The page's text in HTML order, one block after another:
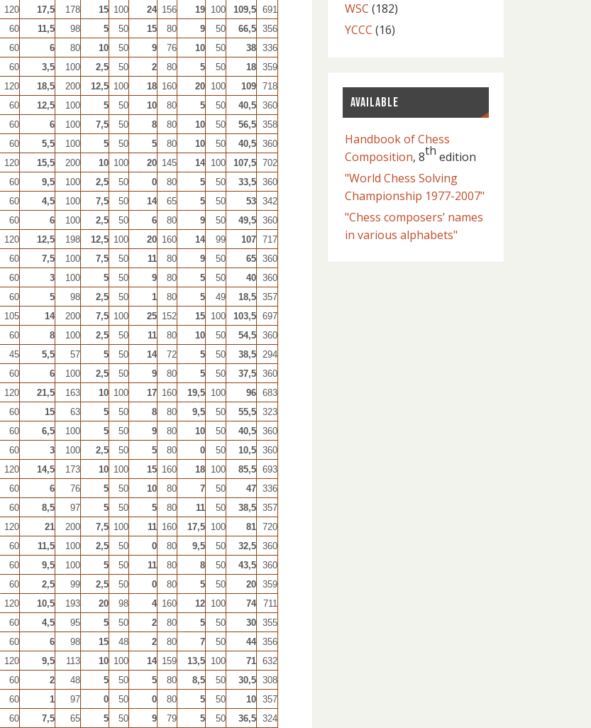
120 17,5 178 15 100 24 156 19 100 109,5 691
60 11,5 98 5 50 15 80 9 50 66,5 356
60 6 80 10 50 9 76 10 50 38 336
60 3,5 100 2,5 50 2 80 5 50 18 359
120 18,5 200 12,5 100 18 160 20 100 109 718
60 12,5 100 5 50 10 80 5 50 40,5 360
60 6 100 7,5 50 8 80 10 50 56,5 358
60 5,5 100 5 50 5 80 10 50 40,5 360
120 15,5 200 10 100 20 145 14 100 107,5 702
60 9,5 100 2,5 50 0 80 5 50 33,5 360
60 4,5 100 7,5 50 14 65 5 50 53 342
60 6 100 2,5 50 6 80 9 50 49,5 360
120 12,5 198 12,5 100 20 160 14 99 107 717
60 7,5 100 7,5 50 11 80 9 50 65 360
60 3 100 5 50 9 80 5 50 40 360
60 5 98 2,5 50 1 80 5 49 18,5 357
105 14 200 7,5 100 25 152 15 100 103,5 697
60 8 100 2,5 50 11 80 10 50 54,5 360
45 5,5 57 5 50 14 72 5 50 38,5
294
60 6 100 2,5 50 9 80 5 50 37,5 360
120 21,5 163 10 100 17 160 19,5 100 96 683
60 15 63 5 50 8 80 9,5 50 55,5 323
60 6,5 100 5 50 9 80 10 50 40,5 360
60 3 100 2,5 50 5 80 0 50 10,5 360
120 14,5 173 10 100 15 160 18 100 85,5 693
60 6 76 5 50 10 80 7 50 47 336
60 8,5 97 5 50 5 80 11 50 38,5 357
120 21 200 7,5 100 11 160 17,5 100 81 720
60 11,5 100 2,5 50 0 80 9,5 50 32,5 360
60 9,5 100 5 50 11 80 8 50 43,5 360
60 2,5 99 2,5 50 0 80 5 50 20 359
120 10,5 193 20 98 4 160 12 100 74
711
60 4,5 95 5 50 2 80 5 50 30 355
60 6 98 15 48 2 80 7 50 44 356
120 9,5 113 10 100 14 159 13,5 100 71 632
60 2 48 5 50 5 80 8,5 50 30,5 308
60 1 97 0 50 0 80 5 50 10 357
60 7,5 65 5 50 9 79 5 50 36,5 324
WSC (182)
YCCC (16)
AVAILABLE
Handbook of Chess
Composition, 8th edition
"World Chess Solving
Championship 1977-2007"
"Chess composers’ names
in various alphabets"